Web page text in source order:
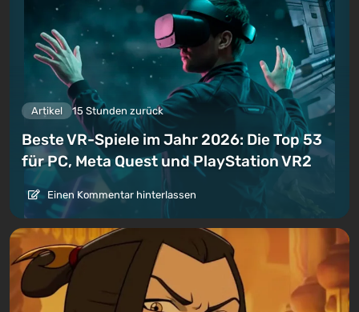
Artikel 15 Stunden zurück
Beste VR-Spiele im Jahr 2026: Die Top 53
für PC, Meta Quest und PlayStation VR2
Einen Kommentar hinterlassen